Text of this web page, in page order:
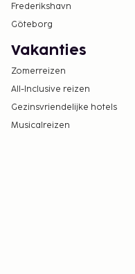
Frederikshavn
Göteborg
Vakanties
Zomerreizen
All-Inclusive reizen
Gezinsvriendelijke hotels
Musicalreizen